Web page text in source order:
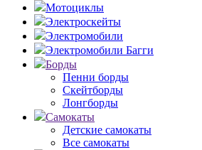
Мотоциклы
Электроскейты
Электромобили
Электромобили Багги
Борды
Пенни борды
Скейтборды
Лонгборды
Самокаты
Детские самокаты
Все самокаты